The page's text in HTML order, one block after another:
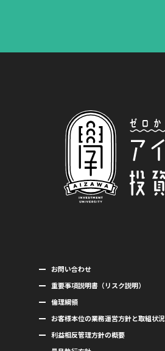
お問い合わせ
重要事項説明書（リスク説明）
倫理綱領
お客様本位の業務運営方針と取組状況
利益相反管理方針の概要